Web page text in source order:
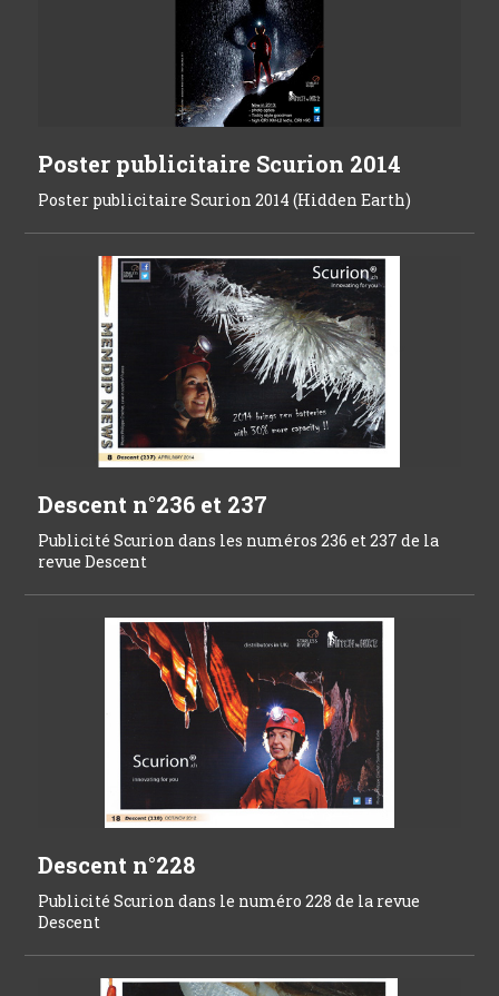
Poster publicitaire Scurion 2014
Poster publicitaire Scurion 2014 (Hidden Earth)
Descent n°236 et 237
Publicité Scurion dans les numéros 236 et 237 de la
revue Descent
Descent n°228
Publicité Scurion dans le numéro 228 de la revue
Descent